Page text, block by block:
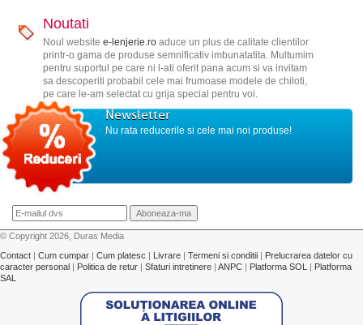
Noutati
Noul website e-lenjerie.roaduce un plus de calitate clientilor
printr-o gama de produse semnificativ imbunatatita. Multumim
pentru suportul pe care ni l-ati oferit pana acum si va invitam
sa descoperiti probabil cele mai frumoase modele de chiloti,
pe care le-am selectat cu grija special pentru voi.
Newsletter
Nu rata reducerile si cele mai noi produse!
© Copyright 2026, Duras Media
Contact | Cum cumpar | Cum platesc | Livrare | Termeni si conditii | Prelucrarea datelor cu
caracter personal | Politica de retur | Sfaturi intretinere | ANPC | Platforma SOL | Platforma
SAL